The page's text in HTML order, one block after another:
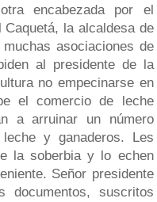
encabezada por el
Caquetá, la alcaldesa de
asociaciones de
al presidente de la
no empecinarse en
el comercio de leche
a arruinar un número
y ganaderos. Les
la soberbia y lo echen
Señor presidente
documentos, suscritos